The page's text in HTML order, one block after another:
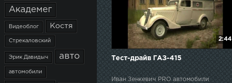
Академег
Видеоблог Костя
Стрекаловский
Эрик Давидыч авто
автомобили
2:44
Тест-драйв ГАЗ-415
Иван Зенкевич PRO автомобили